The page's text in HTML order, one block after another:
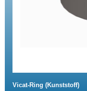
Vicat-Ring (Kunststoff)